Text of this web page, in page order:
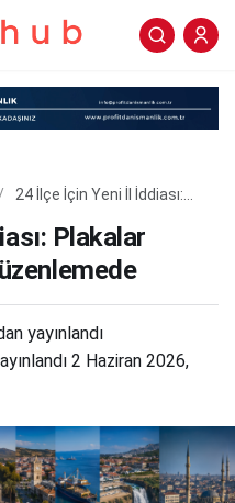
24 İlçe İçin Yeni İl İddiası:
Düzenlemede
Plakalar
yayınlandı
2 Haziran 2026,
0 Paylaş